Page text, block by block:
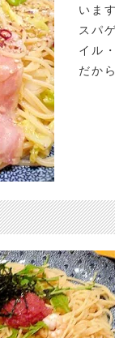
います
スパ
イル
だか